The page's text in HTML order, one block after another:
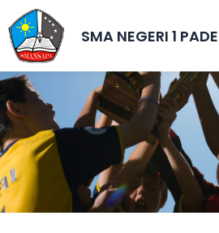
to
content
SMA NEGERI 1